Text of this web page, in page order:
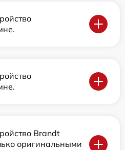
Brandt
оригинальными